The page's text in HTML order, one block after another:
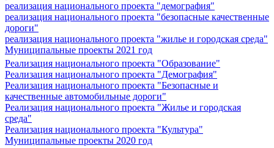
реализация национального проекта "демография"
реализация национального проекта "безопасные качественные
дороги"
реализация национального проекта "жилье и городская среда"
Муниципальные проекты 2021 год
Реализация национального проекта "Образование"
Реализация национального проекта "Демография"
Реализация национального проекта "Безопасные и
качественные автомобильные дороги"
Реализация национального проекта "Жилье и городская
среда"
Реализация национального проекта "Культура"
Муниципальные проекты 2020 год